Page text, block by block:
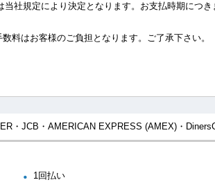
社規定により決定となります。お支払時期につ
料はお客様のご負担となります。ご了承下さい。
・JCB・AMERICAN EXPRESS (AMEX)・
1回払い